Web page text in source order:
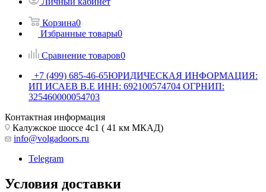
Корзина0
Избранные товары0
Сравнение товаров0
+7 (499) 685-46-65ЮРИДИЧЕСКАЯ ИНФОРМАЦИЯ:
ИП ИСАЕВ В.Е ИНН: 692100574704 ОГРНИП:
325460000054703
Контактная информация
Калужское шоссе 4с1 ( 41 км МКАД)
info@volgadoors.ru
Telegram
Условия доставки